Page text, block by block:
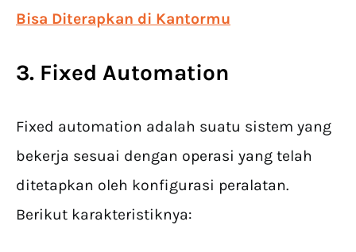
Bisa Diterapkan di Kantormu
3. Fixed Automation
Fixed automation adalah suatu sistem yang
bekerja sesuai dengan operasi yang telah
ditetapkan oleh konfigurasi peralatan.
Berikut karakteristiknya: